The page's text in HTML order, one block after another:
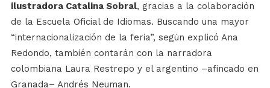
ilustradora Catalina Sobral, gracias a la colaboración
de la Escuela Oficial de Idiomas. Buscando una mayor
“internacionalización de la feria”, según explicó Ana
Redondo, también contarán con la narradora
colombiana Laura Restrepo y el argentino –afincado en
Granada– Andrés Neuman.